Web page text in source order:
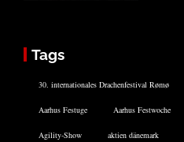
Tags
30. internationales Drachenfestival Rømø
Aarhus Festuge Aarhus Festwoche
Agility-Show aktien dänemark